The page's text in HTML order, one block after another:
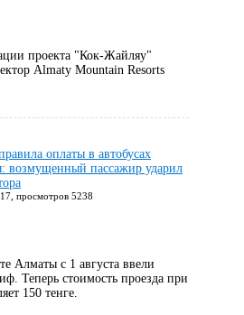
проекта "Кок-Жайляу"
Almaty Mountain Resorts
оплаты в автобусах
возмущенный пассажир ударил
просмотров 5238
Алматы c 1 августа ввели
Теперь стоимость проезда при
150 тенге.